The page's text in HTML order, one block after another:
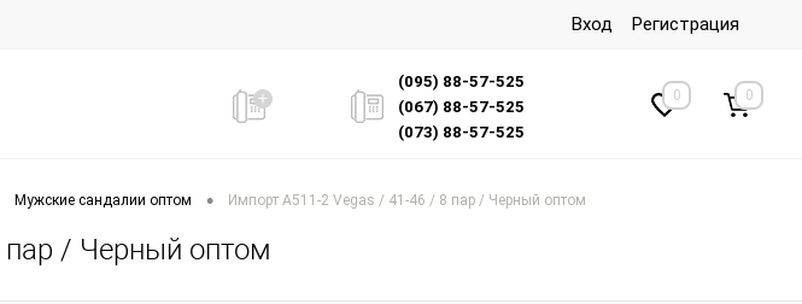
Вход Регистрация
(095) 88-57-525
(067) 88-57-525
(073) 88-57-525
0 0
Мужские сандалии оптом • Импорт A511-2 Vegas / 41-46 / 8 пар / Черный оптом
пар / Черный оптом